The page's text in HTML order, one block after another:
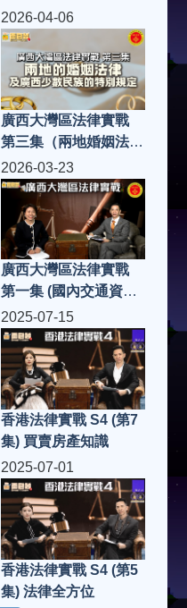
差異化）
2026-04-06
廣西大灣區法律實戰
第三集（兩地婚姻法
律）
2026-03-23
廣西大灣區法律實戰
第一集 (國內交通資訊
及守則）
2025-07-15
香港法律實戰 S4 (第7
集) 買賣房產知識
2025-07-01
香港法律實戰 S4 (第5
集) 法律全方位